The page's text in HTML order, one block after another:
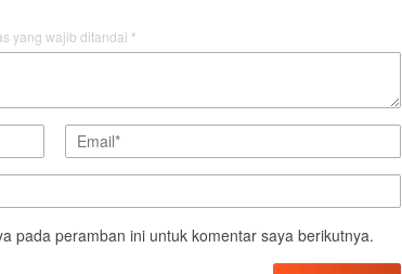
yang wajib ditandai *
pada peramban ini untuk komentar saya berikutnya.